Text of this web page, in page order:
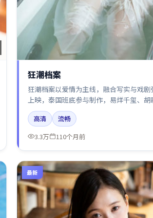
狂潮档案
狂潮档案以爱情为主线，融合写实与戏
上映，泰国班底参与制作，易烊千玺、
在片中呈现细腻表演，影像风格统一，配
情绪曲线。
高清
流畅
3.3万
110个月前
最新